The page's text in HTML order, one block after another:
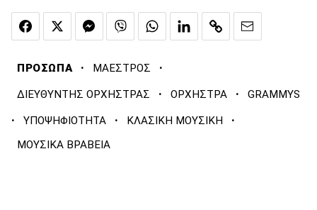
ΠΡΟΣΩΠΑ · ΜΑΕΣΤΡΟΣ ·
ΔΙΕΥΘΥΝΤΗΣ ΟΡΧΗΣΤΡΑΣ · ΟΡΧΗΣΤΡΑ · GRAMMYS
· ΥΠΟΨΗΦΙΟΤΗΤΑ · ΚΛΑΣΙΚΗ ΜΟΥΣΙΚΗ ·
ΜΟΥΣΙΚΑ ΒΡΑΒΕΙΑ